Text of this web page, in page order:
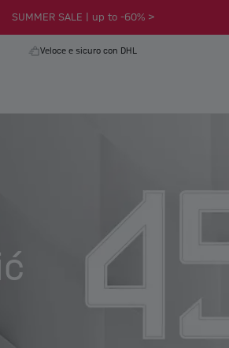
SUMMER SALE | up to -60% >
Veloce e sicuro con DHL